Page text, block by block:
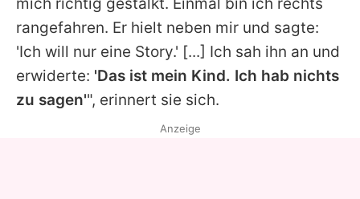
mich richtig gestalkt. Einmal bin ich rechts
rangefahren. Er hielt neben mir und sagte:
'Ich will nur eine Story.' [...] Ich sah ihn an und
erwiderte: 'Das ist mein Kind. Ich hab nichts
zu sagen'", erinnert sie sich.
Anzeige